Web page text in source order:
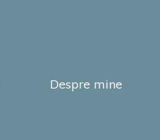
Despre mine